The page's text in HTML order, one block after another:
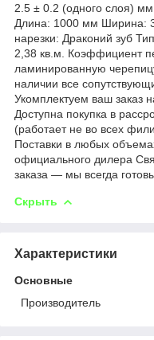
2.5 ± 0.2 (одного слоя)
Длина: 1000 мм Ширина:
нарезки: Драконий зуб
2,38 кв.м. Коэффициент
ламинированную
наличии все
Укомплектуем ваш заказ
Доступна покупка в
(работает не во всех
Поставки в любых
официального дилера
заказа — мы всегда
Скрыть
Характеристики
Основные
Производитель